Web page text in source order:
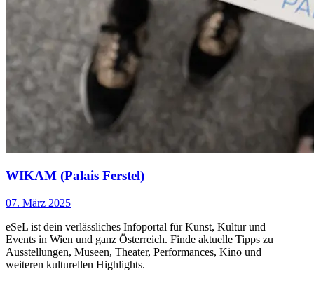
Freier Eintritt: Kinder in Begleitung Erwachsener, Schüler und
Studierende (mit Ausweis bis 27 Jahre), Menschen mit
besonderen Bedürfnissen, mit NÖ-Card
...Mehr lesen
WIKAM (Palais Ferstel)
07. März 2025
eSeL ist dein verlässliches Infoportal für Kunst, Kultur und
Events in Wien und ganz Österreich. Finde aktuelle Tipps zu
Ausstellungen, Museen, Theater, Performances, Kino und
weiteren kulturellen Highlights.